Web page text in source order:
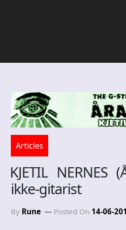
Articles
KJETIL NERNES
ikke-gitarist
By Rune Posted On 14-06-